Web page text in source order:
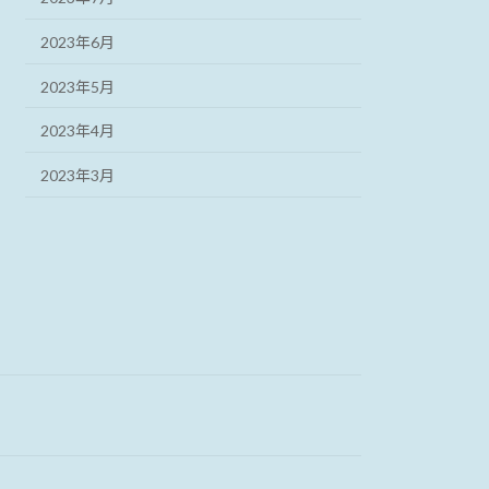
2023年6月
2023年5月
2023年4月
2023年3月